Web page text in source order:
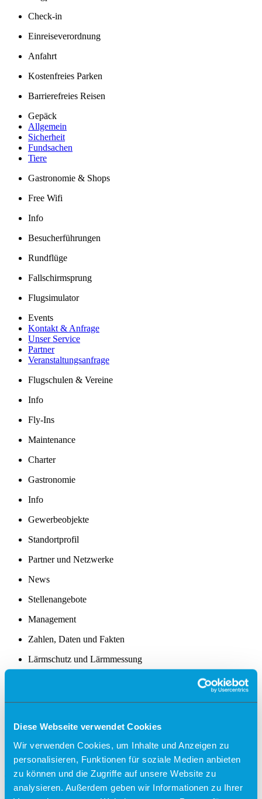
Diese Webseite verwendet Cookies
Wir verwenden Cookies, um Inhalte und Anzeigen zu
personalisieren, Funktionen für soziale Medien anbieten
zu können und die Zugriffe auf unsere Website zu
analysieren. Außerdem geben wir Informationen zu Ihrer
Check-in
Einreiseverordnung
Anfahrt
Kostenfreies Parken
Barrierefreies Reisen
Gepäck
Allgemein
Sicherheit
Fundsachen
Tiere
Gastronomie & Shops
Free Wifi
Info
Besucherführungen
Rundflüge
Fallschirmsprung
Flugsimulator
Events
Kontakt & Anfrage
Unser Service
Partner
Veranstaltungsanfrage
Flugschulen & Vereine
Info
Fly-Ins
Maintenance
Charter
Gastronomie
Info
Gewerbeobjekte
Standortprofil
Partner und Netzwerke
News
Stellenangebote
Management
Zahlen, Daten und Fakten
Lärmschutz und Lärmmessung
Kontakt
Typ
Von